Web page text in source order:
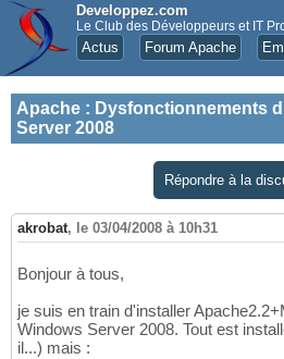
Developpez.com
Le Club des Développeurs et IT
Actus Forum Apache
Apache : Dysfonctionnements
Server 2008
Répondre à la
akrobat, le 03/04/2008 à 10h31
Bonjour à tous,
je suis en train d'installer
Windows Server 2008. Tout est
il...) mais :